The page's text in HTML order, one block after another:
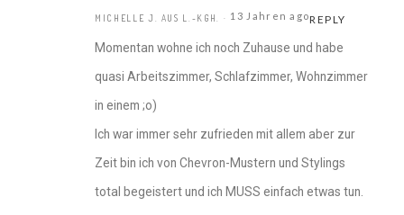
MICHELLE J. AUS L.-KGH. 13 Jahren agoREPLY
Momentan wohne ich noch Zuhause und habe
quasi Arbeitszimmer, Schlafzimmer, Wohnzimmer
in einem ;o)
Ich war immer sehr zufrieden mit allem aber zur
Zeit bin ich von Chevron-Mustern und Stylings
total begeistert und ich MUSS einfach etwas tun.